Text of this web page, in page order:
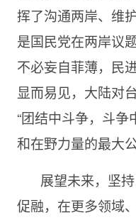
挥了沟通两岸、维
是国民党在两岸议
不必妄自菲薄，民
显而易见，大陆对
“团结中斗争，斗争
和在野力量的最大
展望未来，坚
促融，在更多领域